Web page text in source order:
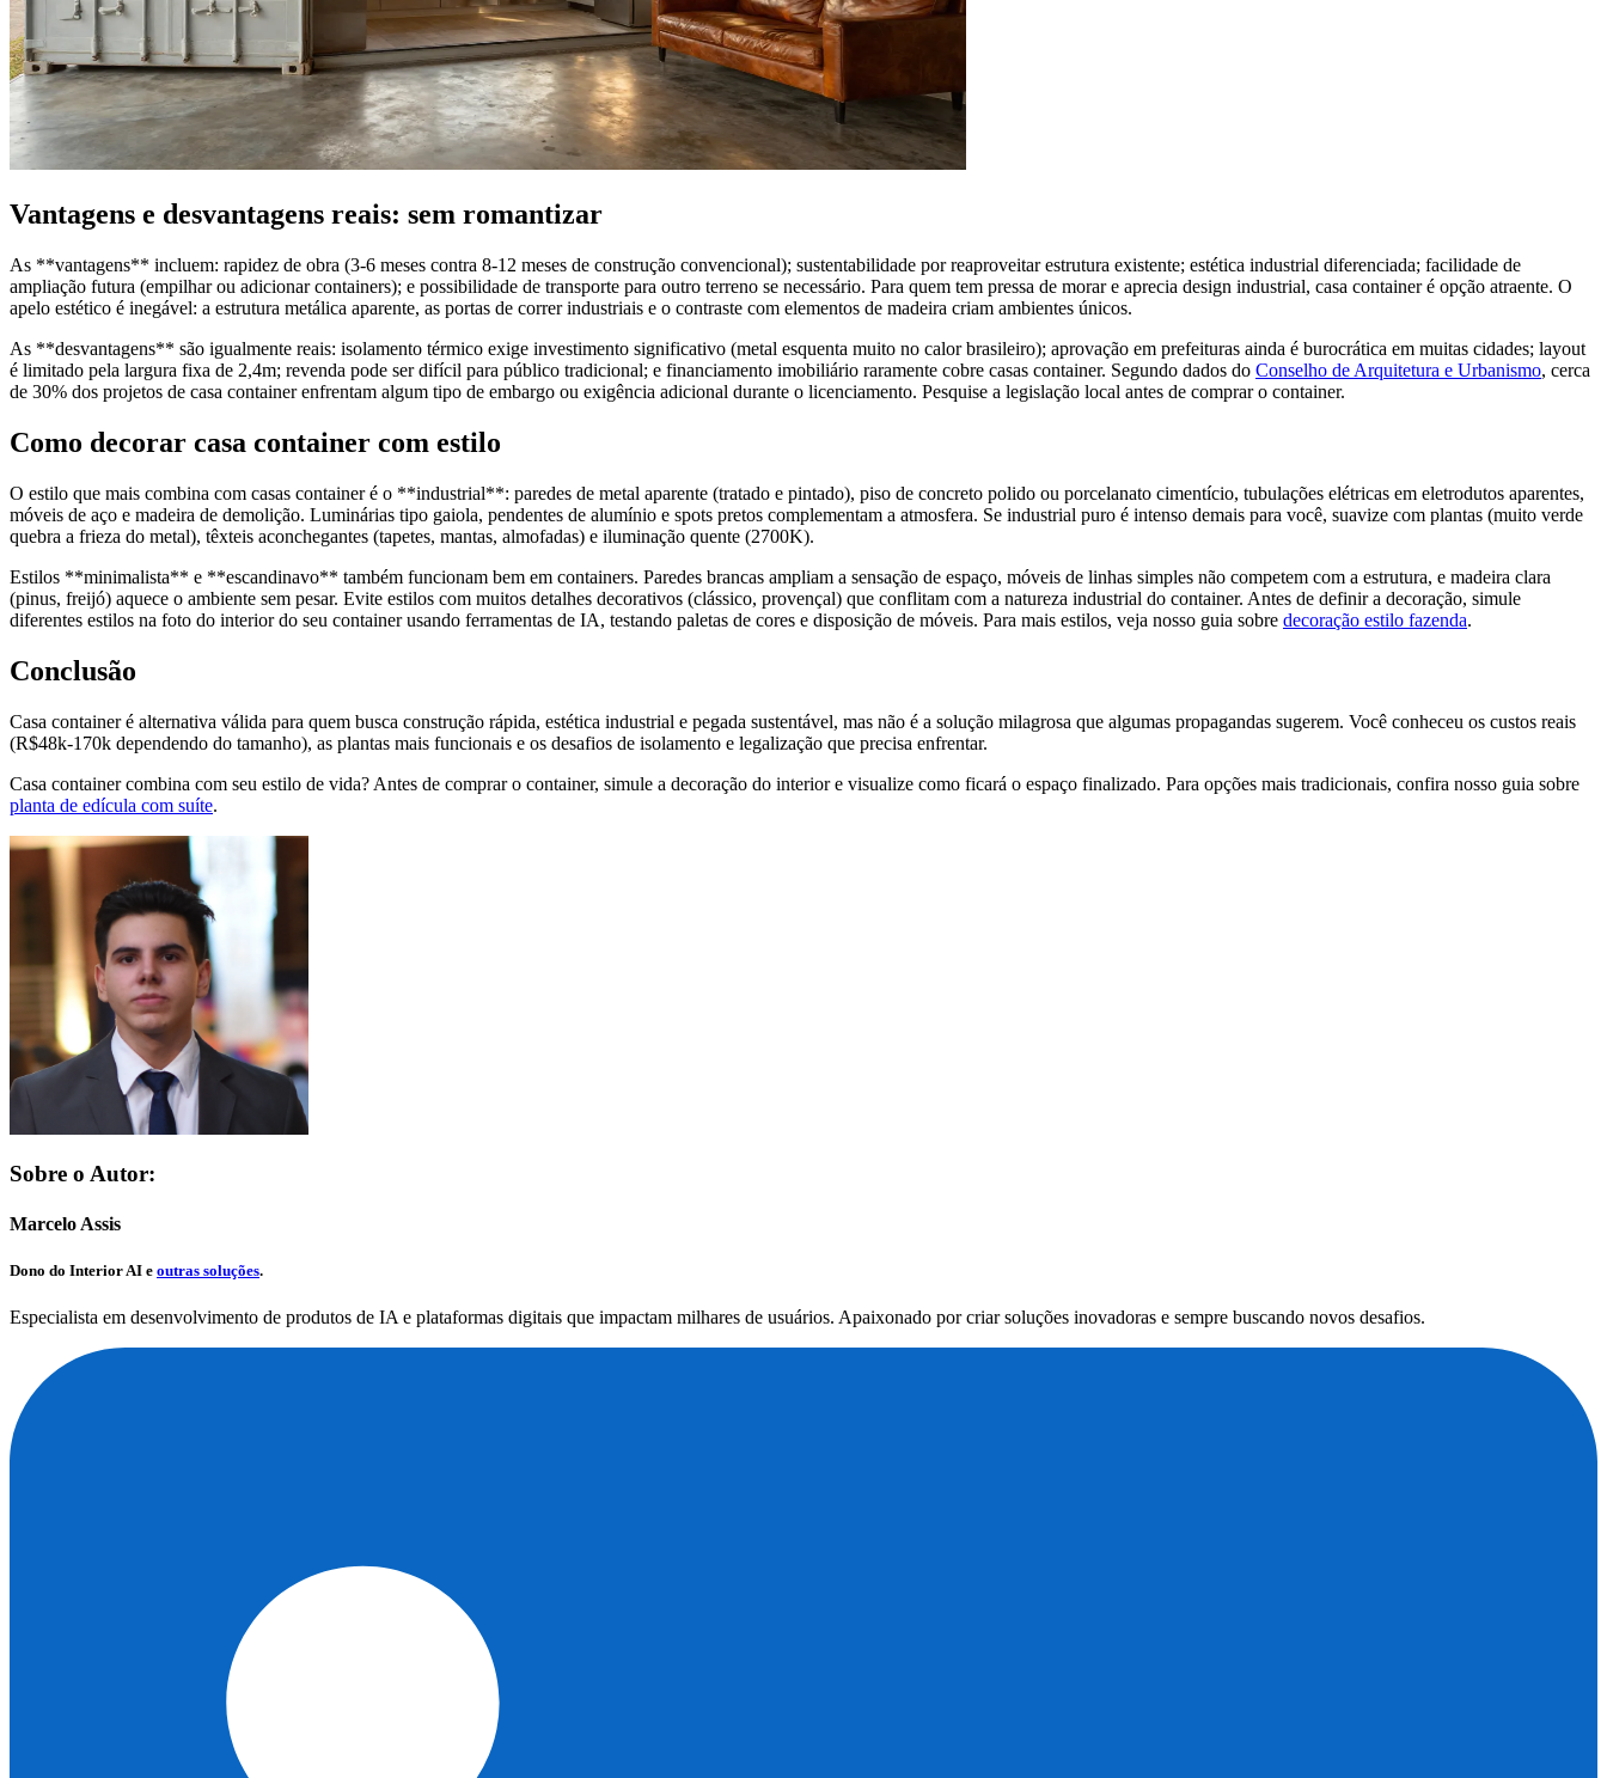
Vantagens e desvantagens reais: sem romantizar
As **vantagens** incluem: rapidez de obra (3-6 meses contra 8-12 meses de construção convencional); sustentabilidade por reaproveitar estrutura existente; estética industrial diferenciada; facilidade de
ampliação futura (empilhar ou adicionar containers); e possibilidade de transporte para outro terreno se necessário. Para quem tem pressa de morar e aprecia design industrial, casa container é opção atraente. O
apelo estético é inegável: a estrutura metálica aparente, as portas de correr industriais e o contraste com elementos de madeira criam ambientes únicos.
As **desvantagens** são igualmente reais: isolamento térmico exige investimento significativo (metal esquenta muito no calor brasileiro); aprovação em prefeituras ainda é burocrática em muitas cidades; layout
é limitado pela largura fixa de 2,4m; revenda pode ser difícil para público tradicional; e financiamento imobiliário raramente cobre casas container. Segundo dados do Conselho de Arquitetura e Urbanismo, cerca
de 30% dos projetos de casa container enfrentam algum tipo de embargo ou exigência adicional durante o licenciamento. Pesquise a legislação local antes de comprar o container.
Como decorar casa container com estilo
O estilo que mais combina com casas container é o **industrial**: paredes de metal aparente (tratado e pintado), piso de concreto polido ou porcelanato cimentício, tubulações elétricas em eletrodutos aparentes,
móveis de aço e madeira de demolição. Luminárias tipo gaiola, pendentes de alumínio e spots pretos complementam a atmosfera. Se industrial puro é intenso demais para você, suavize com plantas (muito verde
quebra a frieza do metal), têxteis aconchegantes (tapetes, mantas, almofadas) e iluminação quente (2700K).
Estilos **minimalista** e **escandinavo** também funcionam bem em containers. Paredes brancas ampliam a sensação de espaço, móveis de linhas simples não competem com a estrutura, e madeira clara
(pinus, freijó) aquece o ambiente sem pesar. Evite estilos com muitos detalhes decorativos (clássico, provençal) que conflitam com a natureza industrial do container. Antes de definir a decoração, simule
diferentes estilos na foto do interior do seu container usando ferramentas de IA, testando paletas de cores e disposição de móveis. Para mais estilos, veja nosso guia sobre decoração estilo fazenda.
Conclusão
Casa container é alternativa válida para quem busca construção rápida, estética industrial e pegada sustentável, mas não é a solução milagrosa que algumas propagandas sugerem. Você conheceu os custos reais
(R$48k-170k dependendo do tamanho), as plantas mais funcionais e os desafios de isolamento e legalização que precisa enfrentar.
Casa container combina com seu estilo de vida? Antes de comprar o container, simule a decoração do interior e visualize como ficará o espaço finalizado. Para opções mais tradicionais, confira nosso guia sobre
planta de edícula com suíte.
Sobre o Autor:
Marcelo Assis
Dono do Interior AI e outras soluções.
Especialista em desenvolvimento de produtos de IA e plataformas digitais que impactam milhares de usuários. Apaixonado por criar soluções inovadoras e sempre buscando novos desafios.